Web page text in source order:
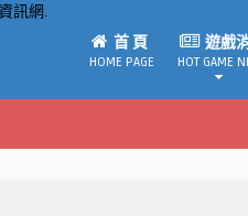
首 頁
HOME PAGE
遊戲
HOT GAME